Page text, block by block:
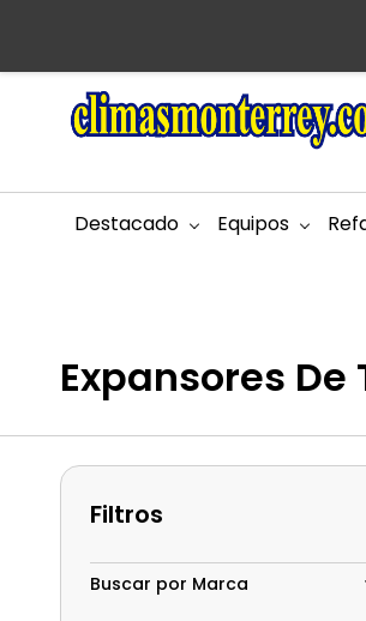
principal
Destacado Equipos
Expansores De
Filtros
Buscar por Marca